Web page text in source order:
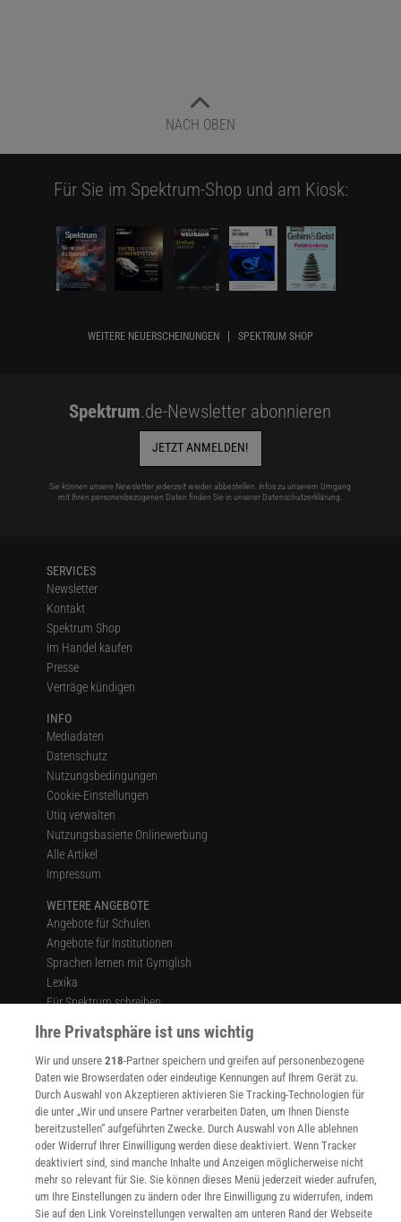
NACH OBEN
Für Sie im Spektrum-Shop und am Kiosk:
WEITERE NEUERSCHEINUNGEN SPEKTRUM SHOP
Spektrum.de-Newsletter abonnieren
JETZT ANMELDEN!
Sie können unsere Newsletter jederzeit wieder abbestellen. Infos zu unserem Umgang
mit Ihren personenbezogenen Daten finden Sie in unserer Datenschutzerklärung
SERVICES
Newsletter
Kontakt
Spektrum Shop
Im Handel kaufen
Presse
Verträge kündigen
INFO
Mediadaten
Datenschutz
Nutzungsbedingungen
Cookie-Einstellungen
Utiq verwalten
Nutzungsbasierte Onlinewerbung
Alle Artikel
Impressum
WEITERE ANGEBOTE
Angebote für Schulen
Angebote für Institutionen
Sprachen lernen mit Gymglish
Lexika
Für Spektrum schreiben
WEBSEITEN
KielSCN
Wissenschaft in die Schulen
SciLogs
Uns finden Sie auch hier:
Ihre Privatsphäre ist uns wichtig
Wir und unsere218-Partner speichern und greifen auf personenbezogene
Daten wie Browserdaten oder eindeutige Kennungen auf Ihrem Gerät zu.
Durch Auswahl von Akzeptieren aktivieren Sie Tracking-Technologien für
die unter „Wir und unsere Partner verarbeiten Daten, um Ihnen Dienste
bereitzustellen“ aufgeführten Zwecke. Durch Auswahl von Alle ablehnen
oder Widerruf Ihrer Einwilligung werden diese deaktiviert. Wenn Tracker
deaktiviert sind, sind manche Inhalte und Anzeigen möglicherweise nicht
mehr so relevant für Sie. Sie können dieses Menü jederzeit wieder aufrufen,
um Ihre Einstellungen zu ändern oder Ihre Einwilligung zu widerrufen, indem
Sie auf den Link Voreinstellungen verwalten am unteren Rand der Webseite